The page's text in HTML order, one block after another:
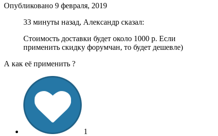
Опубликовано 9 февраля, 2019
33 минуты назад, Александр сказал:
Стоимость доставки будет около 1000 р. Если
применить скидку форумчан, то будет дешевле)
А как её применить ?
1